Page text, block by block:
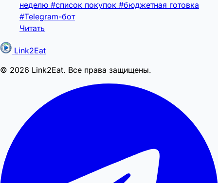
неделю #список покупок #бюджетная готовка
#Telegram-бот
Читать
Link2Eat
© 2026 Link2Eat. Все права защищены.